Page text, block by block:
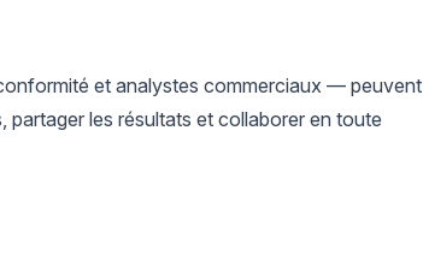
et analystes commerciaux — peuvent
partager les résultats et collaborer en toute